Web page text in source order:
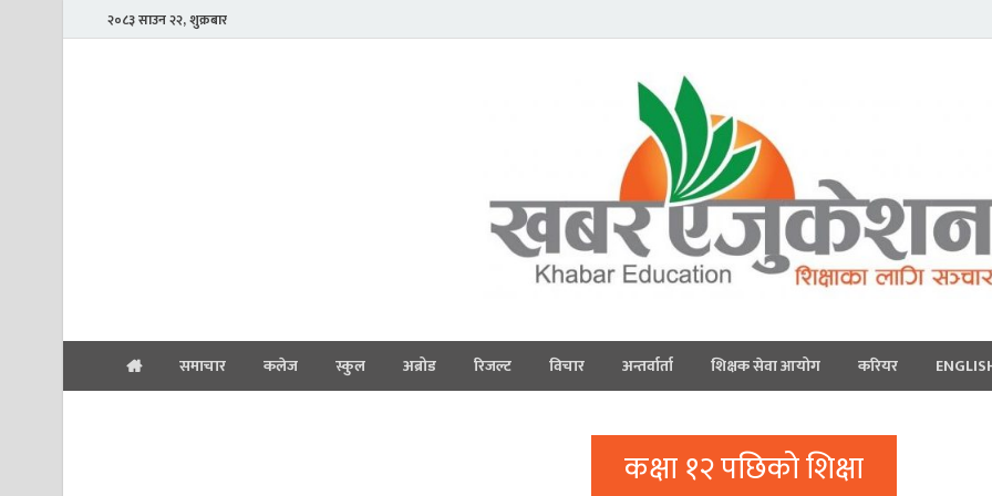
२०८३ साउन २२, शुक्रबार
समाचार कलेज स्कुल अब्रोड रिजल्ट विचार अन्तर्वार्ता शिक्षक सेवा आयोग करियर
कक्षा १२ पछिको शिक्षा